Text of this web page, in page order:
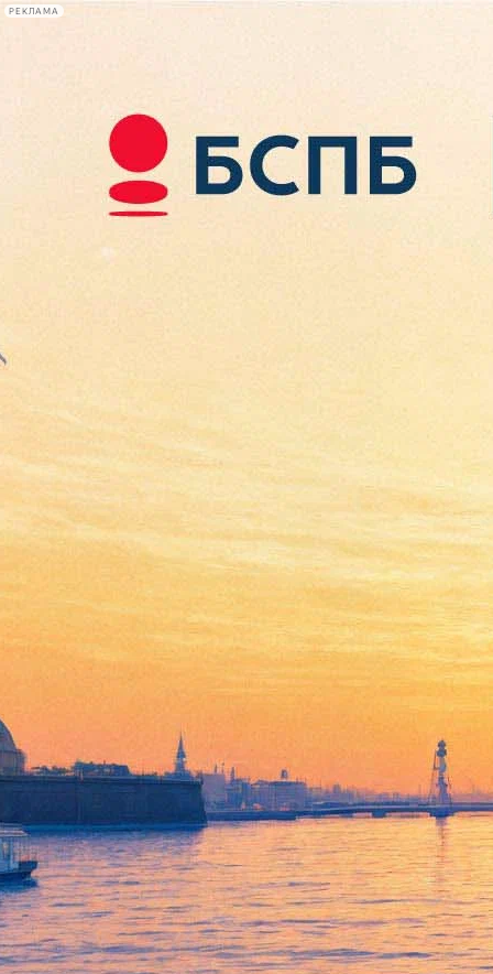
РЕКЛАМА
Сегодня:
2026.08.08
07:10
Афиша Plus
Пятясь с обрыва: «Брисбен»
Евгения Водолазкина